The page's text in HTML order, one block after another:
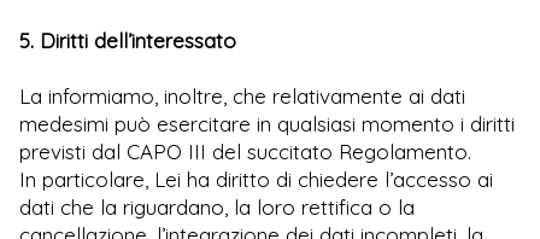
5. Diritti dell’interessato
La informiamo, inoltre, che relativamente ai dati
medesimi può esercitare in qualsiasi momento i diritti
previsti dal CAPO III del succitato Regolamento.
In particolare, Lei ha diritto di chiedere l’accesso ai
dati che la riguardano, la loro rettifica o la